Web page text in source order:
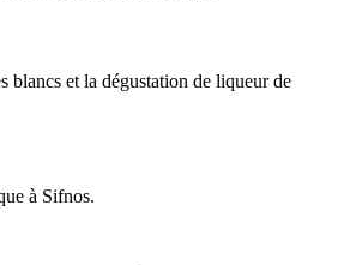
blancs et la dégustation de liqueur de
à Sifnos.